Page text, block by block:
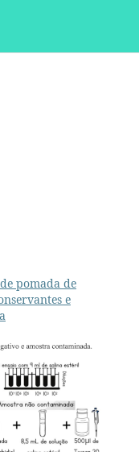
pomada de
e